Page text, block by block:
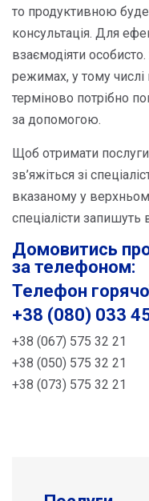
то продуктивною
консультація. Для
взаємодіяти
режимах, у тому
терміново потрібно
за допомогою.
Щоб отримати
зв’яжіться зі
вказаному у
спеціалісти запишуть
Домовитись
за телефоном:
Телефон горячої
+38 (080) 033
+38 (067) 575 32 21
+38 (050) 575 32 21
+38 (073) 575 32 21